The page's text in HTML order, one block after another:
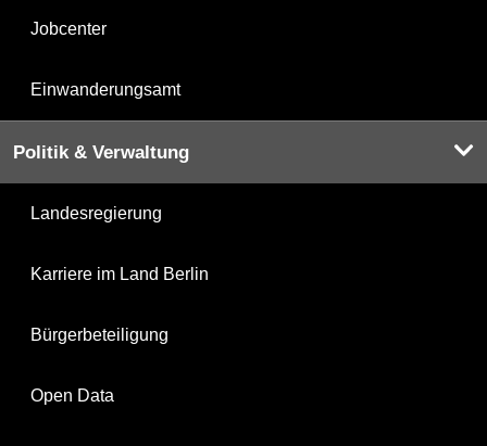
Jobcenter
Einwanderungsamt
Politik & Verwaltung
Landesregierung
Karriere im Land Berlin
Bürgerbeteiligung
Open Data